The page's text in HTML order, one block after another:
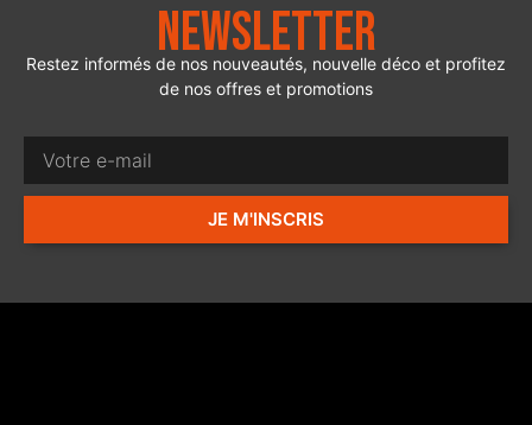
Newsletter
Restez informés de nos nouveautés, nouvelle déco et profitez
de nos offres et promotions
JE M'INSCRIS